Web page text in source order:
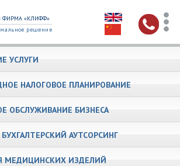
ФИРМА «КЛИФФ»
решение
УСЛУГИ
НАЛОГОВОЕ ПЛАНИРОВАНИЕ
ОБСЛУЖИВАНИЕ БИЗНЕСА
АУТСОРСИНГ
МЕДИЦИНСКИХ ИЗДЕЛИЙ